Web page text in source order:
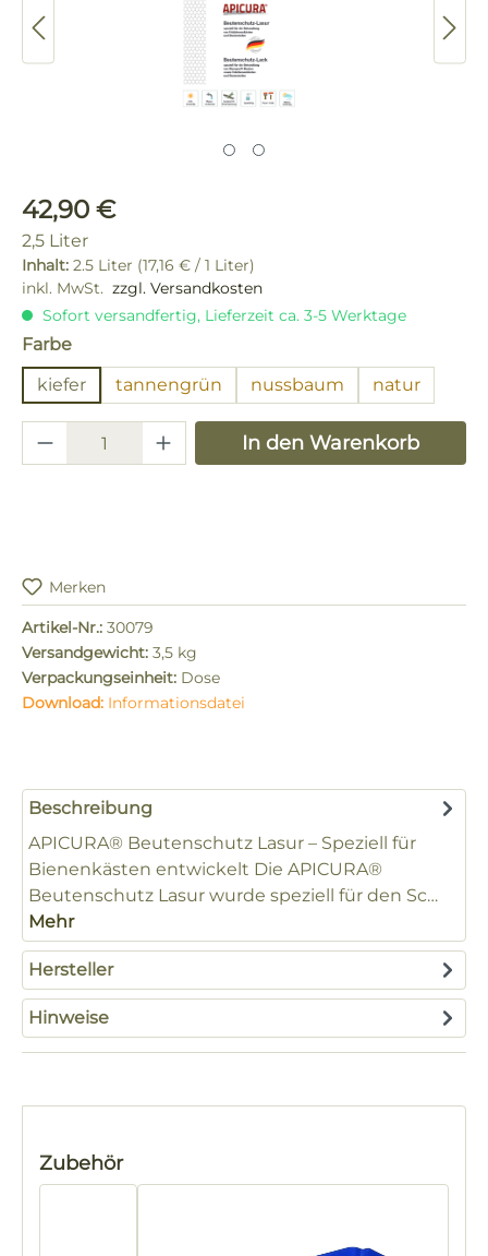
Regulärer Preis:
42,90 €
2,5 Liter
Inhalt: 2.5 Liter (17,16 € / 1 Liter)
inkl. MwSt. zzgl. Versandkosten
Sofort versandfertig, Lieferzeit ca. 3-5 Werktage
Farbeauswählen
kiefer
tannengrün nussbaum natur
Produkt Anzahl: Gib denIn den Warenkorb
Merken
Artikel-Nr.: 30079
Versandgewicht: 3,5 kg
Verpackungseinheit: Dose
Download: Informationsdatei
Beschreibung
APICURA® Beutenschutz Lasur – Speziell für
Bienenkästen entwickelt Die APICURA®
Beutenschutz Lasur wurde speziell für den Sc…
Mehr
Hersteller
Hinweise
Produktgalerie überspringen
Zubehör